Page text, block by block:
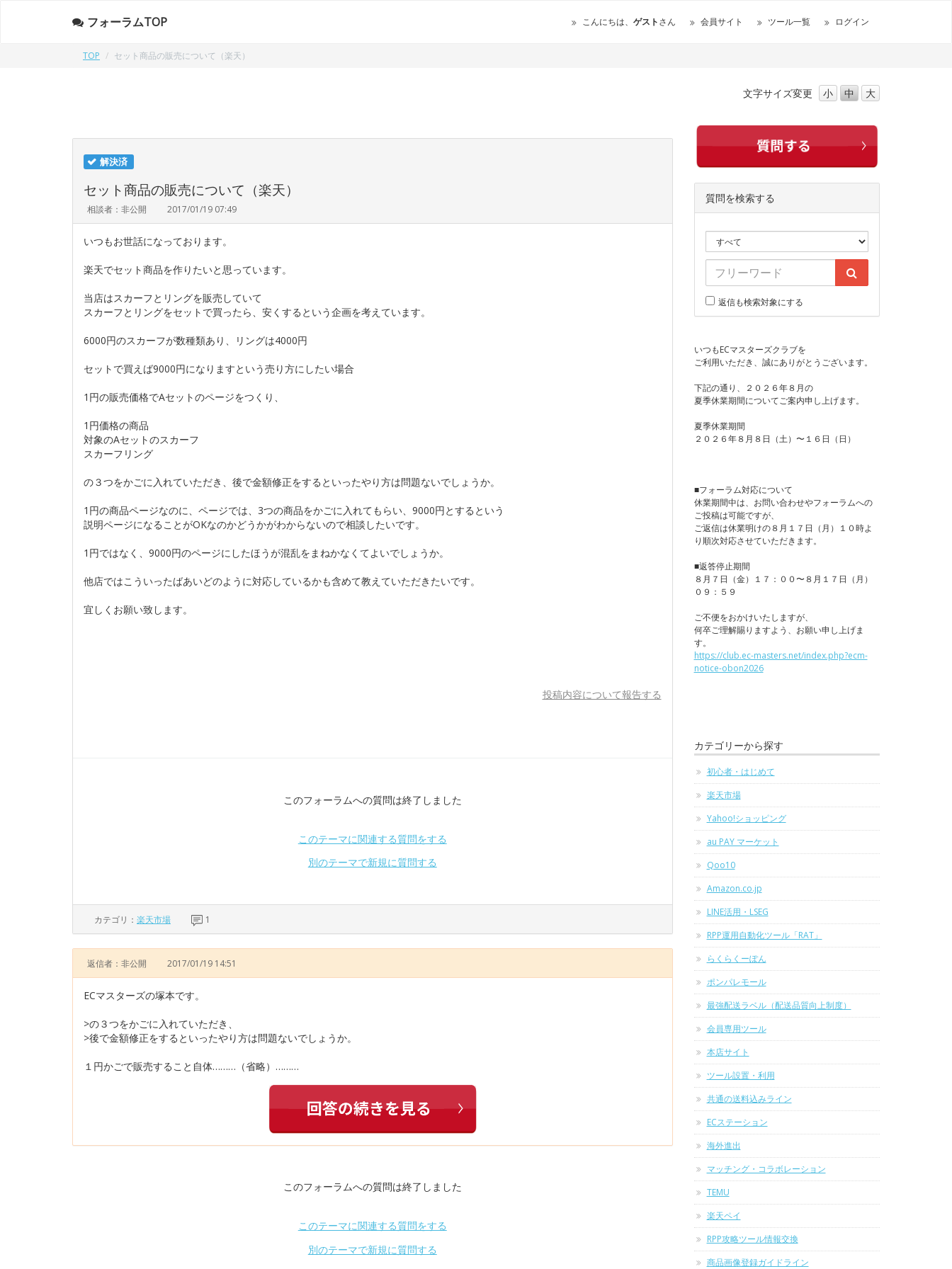
フォーラムTOP こんにちは、 ゲストさん 会員サイト ツール一覧 ログイン
TOP セット商品の販売について（楽天）
文字サイズ変更 小 中 大
解決済
セット商品の販売について（楽天）
相談者：非公開 2017/01/19 07:49
いつもお世話になっております。
楽天でセット商品を作りたいと思っています。
当店はスカーフとリングを販売していて
スカーフとリングをセットで買ったら、安くするという企画を考えています。
6000円のスカーフが数種類あり、リングは4000円
セットで買えば9000円になりますという売り方にしたい場合
1円の販売価格でAセットのページをつくり、
1円価格の商品
対象のAセットのスカーフ
スカーフリング
の３つをかごに入れていただき、後で金額修正をするといったやり方は問題ないでしょうか。
1円の商品ページなのに、ページでは、3つの商品をかごに入れてもらい、9000円とするという
説明ページになることがOKなのかどうかがわからないので相談したいです。
1円ではなく、9000円のページにしたほうが混乱をまねかなくてよいでしょうか。
他店ではこういったばあいどのように対応しているかも含めて教えていただきたいです。
宜しくお願い致します。
投稿内容について報告する
このフォーラムへの質問は終了しました
このテーマに関連する質問をする
別のテーマで新規に質問する
カテゴリ： 楽天市場 1
返信者：非公開 2017/01/19 14:51
ECマスターズの塚本です。
>の３つをかごに入れていただき、
>後で金額修正をするといったやり方は問題ないでしょうか。
１円かごで販売すること自体………（省略）………
このフォーラムへの質問は終了しました
このテーマに関連する質問をする
別のテーマで新規に質問する
質問を検索する
返信も検索対象にする
いつもECマスターズクラブを
ご利用いただき、誠にありがとうございます。
下記の通り、２０２６年８月の
夏季休業期間についてご案内申し上げます。
夏季休業期間
２０２６年８月８日（土）〜１６日（日）
■フォーラム対応について
休業期間中は、お問い合わせやフォーラムへの
ご投稿は可能ですが、
ご返信は休業明けの８月１７日（月）１０時よ
り順次対応させていただきます。
■返答停止期間
８月７日（金）１７：００〜８月１７日（月）
０９：５９
ご不便をおかけいたしますが、
何卒ご理解賜りますよう、お願い申し上げま
す。
https://club.ec-masters.net/index.php?ecm-
notice-obon2026
カテゴリーから探す
初心者・はじめて
楽天市場
Yahoo!ショッピング
au PAY マーケット
Qoo10
Amazon.co.jp
LINE活用・LSEG
RPP運用自動化ツール「RAT」
らくらくーぽん
ポンパレモール
最強配送ラベル（配送品質向上制度）
会員専用ツール
本店サイト
ツール設置・利用
共通の送料込みライン
ECステーション
海外進出
マッチング・コラボレーション
TEMU
楽天ペイ
RPP攻略ツール情報交換
商品画像登録ガイドライン